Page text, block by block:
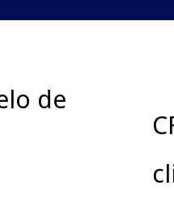
de